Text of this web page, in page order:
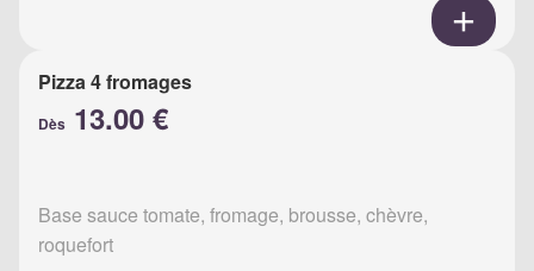
Pizza 4 fromages
Dès 13.00 €
Base sauce tomate, fromage, brousse, chèvre,
roquefort